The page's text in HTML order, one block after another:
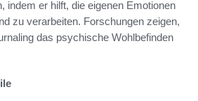
indem er hilft, die eigenen Emotionen
zu verarbeiten. Forschungen zeigen,
das psychische Wohlbefinden